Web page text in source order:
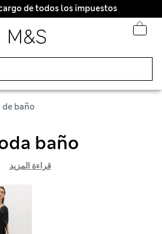
de todos los impuestos
de baño
baño
قراءة المزيد